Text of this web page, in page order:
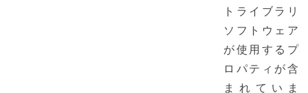
トライブラリ
ソフトウェア
が使用するプ
ロパティが含
まれていま